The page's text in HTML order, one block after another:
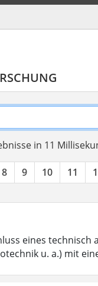
in 11
8 9 10 11
eines
u. a.) mit